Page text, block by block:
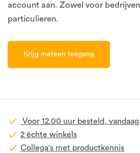
account aan. Zowel voor
particulieren.
Krijg meteen toegang
Voor 12.00 uur besteld,
2 échte winkels
Collega's met productkennis